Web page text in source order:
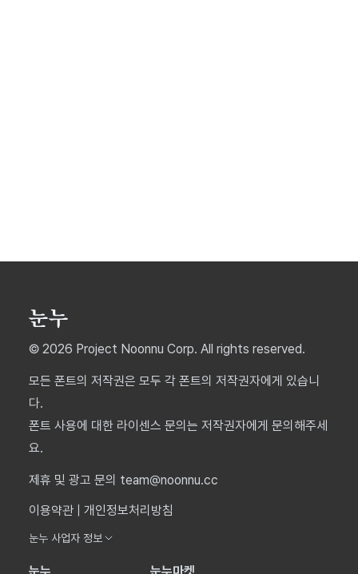
© 2026 Project Noonnu Corp. All rights reserved.
모든 폰트의 저작권은 모두 각 폰트의 저작권자에게 있습니
다.
폰트 사용에 대한 라이센스 문의는 저작권자에게 문의해주세
요.
제휴 및 광고 문의 team@noonnu.cc
이용약관
개인정보처리방침
눈누 사업자 정보